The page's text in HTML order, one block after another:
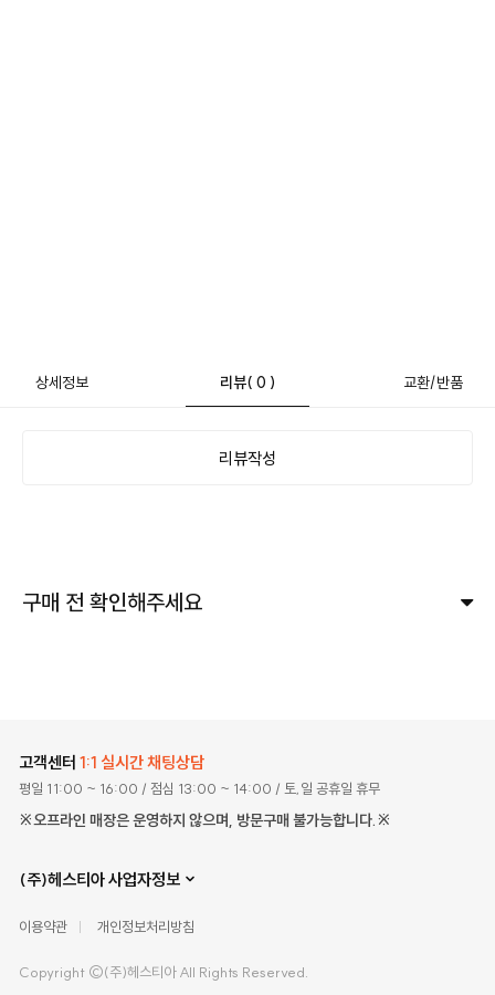
상세정보 리뷰( 0 ) 교환/반품
리뷰작성
구매 전 확인해주세요
고객센터 1:1 실시간 채팅상담
평일 11:00 ~ 16:00 / 점심 13:00 ~ 14:00 / 토,일 공휴일 휴무
※오프라인 매장은 운영하지 않으며, 방문구매 불가능합니다.※
(주)헤스티아 사업자정보
이용약관 개인정보처리방침
Copyright ©(주)헤스티아 All Rights Reserved.